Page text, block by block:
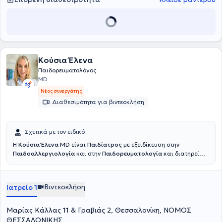
Κούσια Έλενα
Παιδορευματολόγος
MD
Νέος συνεργάτης
Διαθεσιμότητα για βιντεοκλήση
Σχετικά με τον ειδικό
Η Κούσια Έλενα MD είναι Παιδίατρος με εξειδίκευση στην
Παιδοαλλεργιολογία και στην Παιδορευματολογία και διατηρεί
παιδοαλλεργιολογίας και παιδορευματολογίας στη Γενική κλινική
Αριστοτέλειου Πανεπιστήμιου Θεσσαλονίκης και ολοκλήρωσε την
ειδικότητα της παιδιατρικής στο Ακαδημαϊκό νοσοκομείο Βίτεν της
Γερμανίας. Στην συνέχεια εξειδικεύθηκε στην Παιδοαλλεργιολογία
στην Πανεπιστημιακή παιδιατρική κλινική Μπόχουμ Γερμανίας και
Ιατρείο 1 Βιντεοκλήση
Μαρίας Κάλλας 11 & Γραβιάς 2, Θεσσαλονίκη, ΝΟΜΟΣ
ΘΕΣΣΑΛΟΝΙΚΗΣ